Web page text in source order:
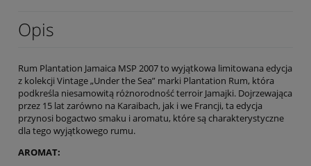
Opis
Rum Plantation Jamaica MSP 2007 to wyjątkowa limitowana edycja
z kolekcji Vintage „Under the Sea” marki Plantation Rum, która
podkreśla niesamowitą różnorodność terroir Jamajki. Dojrzewająca
przez 15 lat zarówno na Karaibach, jak i we Francji, ta edycja
przynosi bogactwo smaku i aromatu, które są charakterystyczne
dla tego wyjątkowego rumu.
AROMAT: